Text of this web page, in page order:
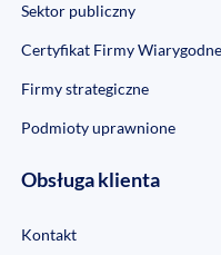
Sektor publiczny
Certyfikat Firmy
Firmy strategiczne
Podmioty uprawnione
Obsługa klienta
Kontakt